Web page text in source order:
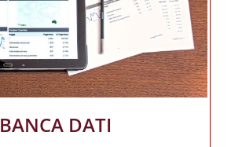
BANCA DATI